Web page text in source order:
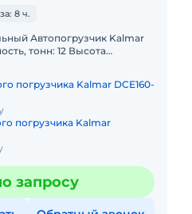
8 ч.
тонн: 12 Высота
погрузчика Kalmar DCE160-
погрузчика Kalmar
запросу